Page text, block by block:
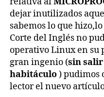
dejar inutilizados
sabemos lo que
Corte del Inglés no
operativo Linux en su
gran ingenio (sin
habitáculo) pudimos
lector el nuevo